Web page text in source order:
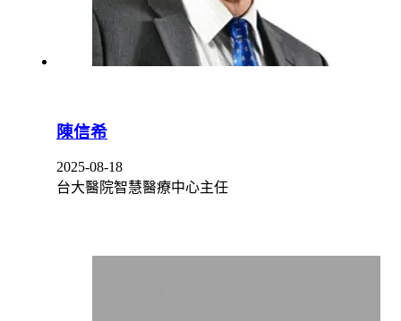
陳信希
2025-08-18
台大醫院智慧醫療中心主任